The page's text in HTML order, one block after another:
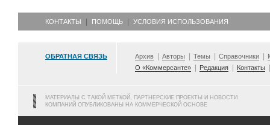
КОНТАКТЫ ПОМОЩЬ УСЛОВИЯ ИСПОЛЬЗОВАНИЯ
ОБРАТНАЯ СВЯЗЬ Архив Авторы Темы Справочники
О «Коммерсанте»
Редакция Контакты
МАТЕРИАЛЫ С ТАКОЙ МЕТКОЙ, ПАРТНЕРСКИЕ ПРОЕКТЫ И НОВОСТИ
КОМПАНИЙ ОПУБЛИКОВАНЫ НА КОММЕРЧЕСКОЙ ОСНОВЕ